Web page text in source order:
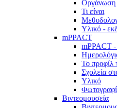
Οργάνωση
Τι είναι
Υλικό -
mPPACT
mPPACT -
Το προφίλ
Σχολεία
Υλικό
Βιντεομουσεία